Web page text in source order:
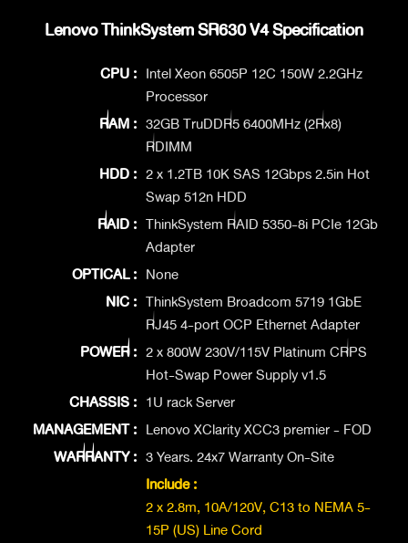
Lenovo ThinkSystem SR630 V4 Specification
CPU : Intel Xeon 6505P 12C 150W 2.2GHz
Processor
RAM : 32GB TruDDR5 6400MHz (2Rx8)
RDIMM
HDD : 2 x 1.2TB 10K SAS 12Gbps 2.5in Hot
Swap 512n HDD
RAID : ThinkSystem RAID 5350-8i PCIe 12Gb
Adapter
OPTICAL : None
NIC : ThinkSystem Broadcom 5719 1GbE
RJ45 4-port OCP Ethernet Adapter
POWER : 2 x 800W 230V/115V Platinum CRPS
Hot-Swap Power Supply v1.5
CHASSIS : 1U rack Server
MANAGEMENT : Lenovo XClarity XCC3 premier - FOD
WARRANTY : 3 Years. 24x7 Warranty On-Site
Include :
2 x 2.8m, 10A/120V, C13 to NEMA 5-
15P (US) Line Cord